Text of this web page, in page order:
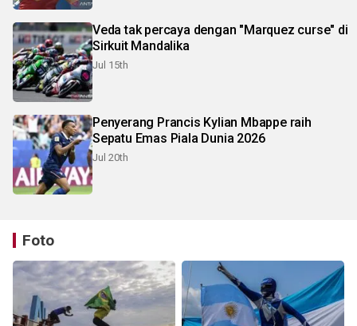
Veda tak percaya dengan "Marquez curse" di
Sirkuit Mandalika
Jul 15th
Penyerang Prancis Kylian Mbappe raih
Sepatu Emas Piala Dunia 2026
Jul 20th
Foto